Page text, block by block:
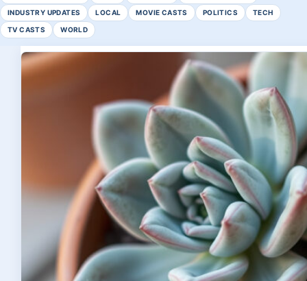
INDUSTRY UPDATES LOCAL MOVIE CASTS POLITICS TECH
TV CASTS WORLD